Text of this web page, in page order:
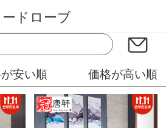
高橋販売屋
ードローブ
安い順 価格が高い順